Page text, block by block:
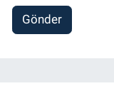
Gönder